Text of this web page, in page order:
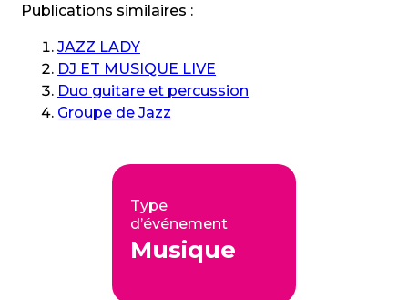
Publications similaires :
JAZZ LADY
DJ ET MUSIQUE LIVE
Duo guitare et percussion
Groupe de Jazz
Type
d’événement
Musique